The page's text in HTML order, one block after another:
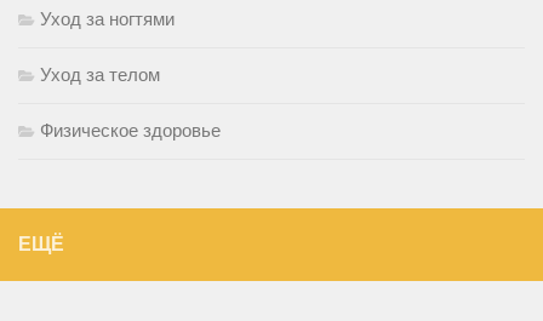
Уход за ногтями
Уход за телом
Физическое здоровье
ЕЩЁ